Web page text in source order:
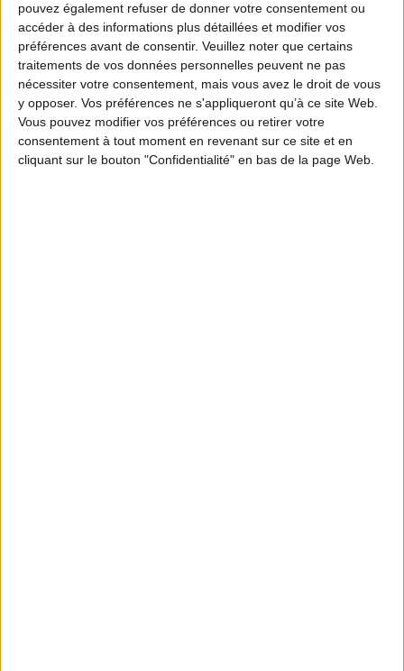
pouvez également refuser de donner votre consentement ou
accéder à des informations plus détaillées et modifier vos
préférences avant de consentir. Veuillez noter que certains
traitements de vos données personnelles peuvent ne pas
nécessiter votre consentement, mais vous avez le droit de vous
y opposer. Vos préférences ne s'appliqueront qu’à ce site Web.
Vous pouvez modifier vos préférences ou retirer votre
consentement à tout moment en revenant sur ce site et en
cliquant sur le bouton "Confidentialité" en bas de la page Web.